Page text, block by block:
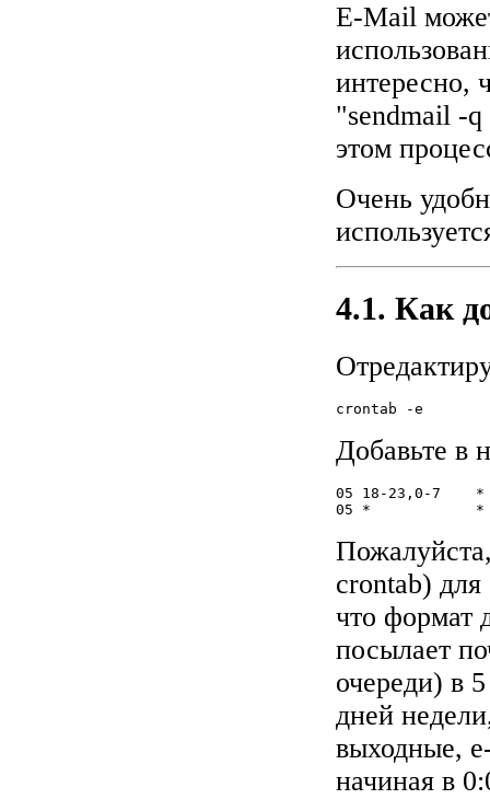
E-Mail
интересно,
"sendmail -
этом
Очень
4.1. Как
crontab -e
Добавьте в
05 18-23,0-7	* * Mon,Tue,Wed,Thu,Fri	/usr/sbin/sendmail -q
crontab)
что формат
посылает
очереди) в
дней
выходные,
начиная в